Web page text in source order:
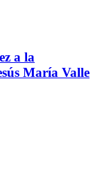
a la
María Valle